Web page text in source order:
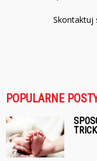
Skontaktuj
POPULARNE